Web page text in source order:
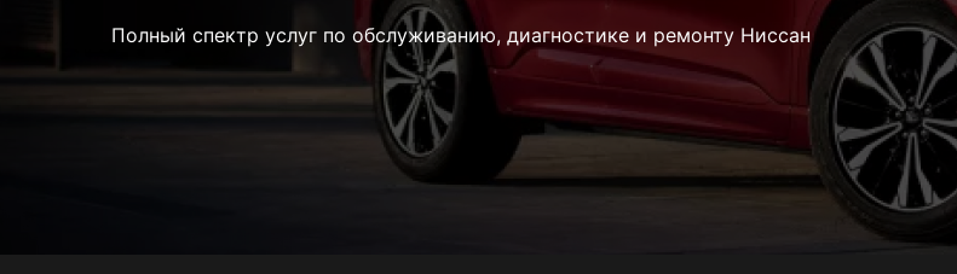
Полный спектр услуг по обслуживанию, диагностике и ремонту Ниссан